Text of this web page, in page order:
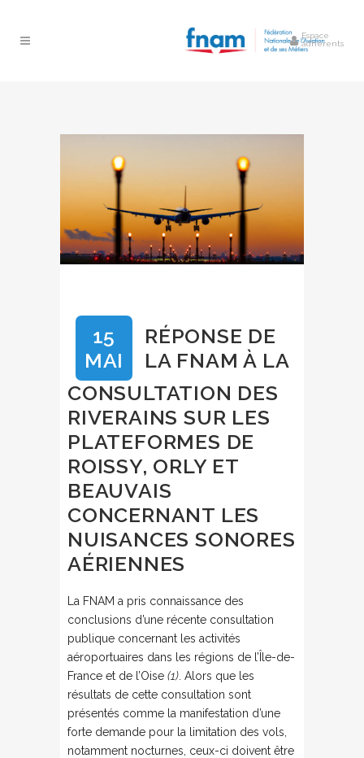
Espace
adhérents
15
MAI
RÉPONSE DE
LA FNAM À LA
CONSULTATION DES
RIVERAINS SUR LES
PLATEFORMES DE
ROISSY, ORLY ET
BEAUVAIS
CONCERNANT LES
NUISANCES SONORES
AÉRIENNES
La FNAM a pris connaissance des
conclusions d’une récente consultation
publique concernant les activités
aéroportuaires dans les régions de l’Île-de-
France et de l’Oise (1) . Alors que les
résultats de cette consultation sont
présentés comme la manifestation d’une
forte demande pour la limitation des vols,
notamment nocturnes, ceux-ci doivent être